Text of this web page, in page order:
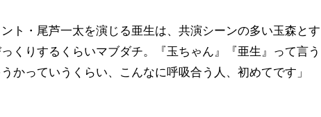
ト・尾芦一太を演じる亜生は、共演シーンの多い玉森とす
くりするくらいマブダチ。『玉ちゃん』『亜生』って言う
かっていうくらい、こんなに呼吸合う人、初めてです」